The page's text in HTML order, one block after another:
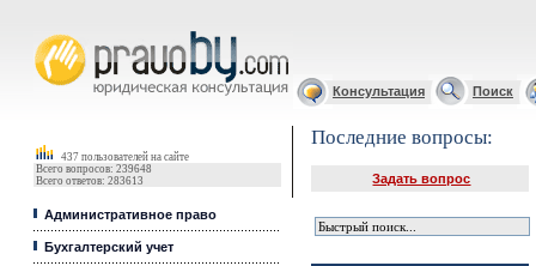
Консультация Поиск
437 пользователей на сайте
Всего вопросов: 239648
Всего ответов: 283613
Административное право
Бухгалтерский учет
Последние вопросы:
Задать вопрос